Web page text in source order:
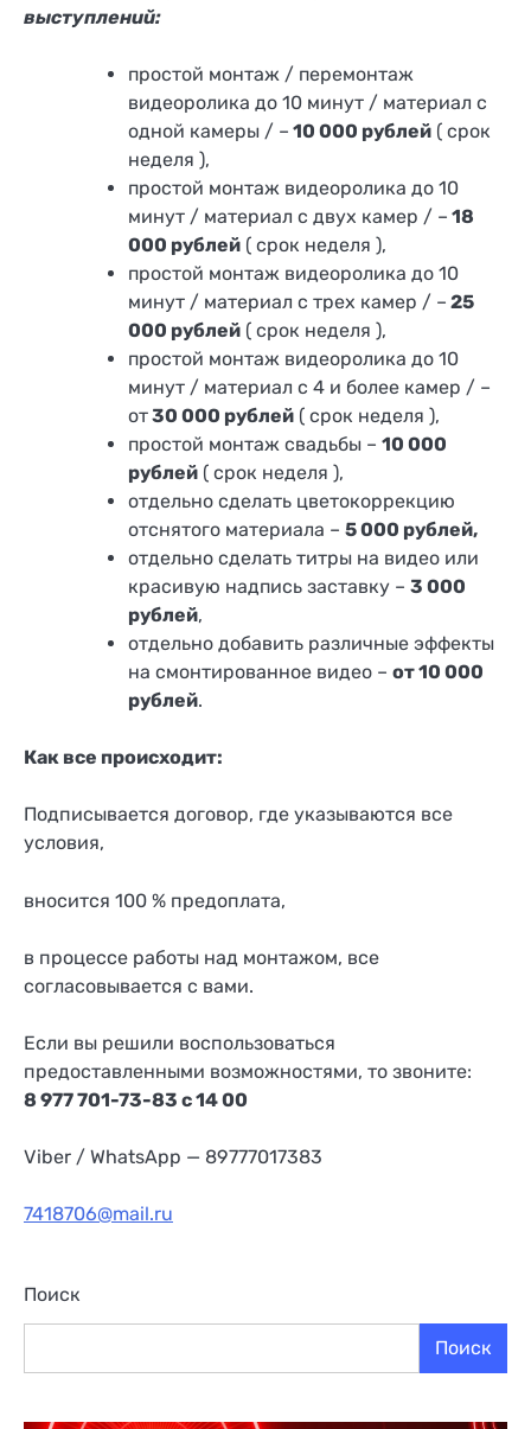
выступлений:
простой монтаж / перемонтаж
видеоролика до 10 минут / материал с
одной камеры / – 10 000 рублей ( срок
неделя ),
простой монтаж видеоролика до 10
минут / материал с двух камер / – 18
000 рублей ( срок неделя ),
простой монтаж видеоролика до 10
минут / материал с трех камер / – 25
000 рублей ( срок неделя ),
простой монтаж видеоролика до 10
минут / материал с 4 и более камер / –
от30 000 рублей ( срок неделя ),
простой монтаж свадьбы – 10 000
рублей ( срок неделя ),
отдельно сделать цветокоррекцию
отснятого материала – 5 000 рублей,
отдельно сделать титры на видео или
красивую надпись заставку – 3 000
рублей,
отдельно добавить различные эффекты
на смонтированное видео – от 10 000
рублей.
Как все происходит:
Подписывается договор, где указываются все
условия,
вносится 100 % предоплата,
в процессе работы над монтажом, все
согласовывается с вами.
Если вы решили воспользоваться
предоставленными возможностями, то звоните:
8 977 701-73-83 с 14 00
Viber / WhatsApp — 89777017383
7418706@mail.ru
Поиск
Поиск